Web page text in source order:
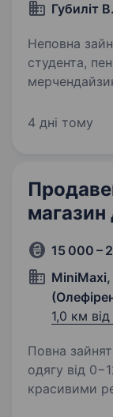
Губиліт
Неповна
студента, пенсіонера. Ми:
Рукавичка,
4 дні тому
магазин
15 000 –
MiniMaxi,
1,0 км
Повна зайнятість. Ми —
одягу від
красивими